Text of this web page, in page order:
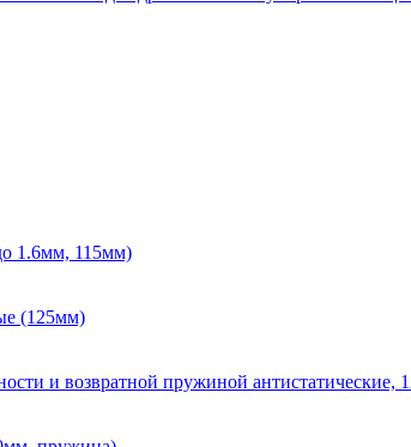
1.6мм, 115мм)
(125мм)
и возвратной пружиной антистатические,